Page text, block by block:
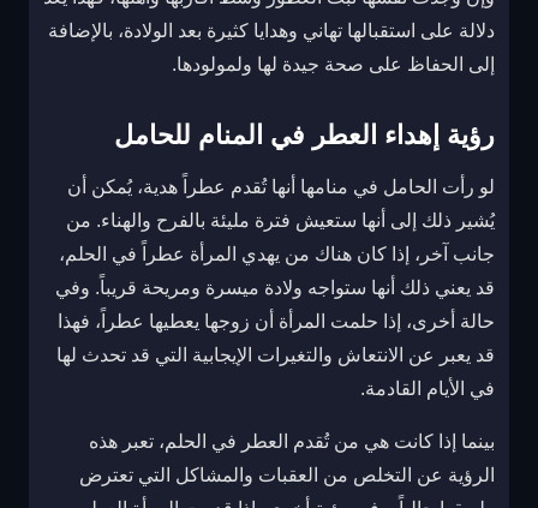
دلالة على استقبالها تهاني وهدايا كثيرة بعد الولادة، بالإضافة
إلى الحفاظ على صحة جيدة لها ولمولودها.
رؤية إهداء العطر في المنام للحامل
لو رأت الحامل في منامها أنها تُقدم عطراً هدية، يُمكن أن
يُشير ذلك إلى أنها ستعيش فترة مليئة بالفرح والهناء. من
جانب آخر، إذا كان هناك من يهدي المرأة عطراً في الحلم،
قد يعني ذلك أنها ستواجه ولادة ميسرة ومريحة قريباً. وفي
حالة أخرى، إذا حلمت المرأة أن زوجها يعطيها عطراً، فهذا
قد يعبر عن الانتعاش والتغيرات الإيجابية التي قد تحدث لها
في الأيام القادمة.
بينما إذا كانت هي من تُقدم العطر في الحلم، تعبر هذه
الرؤية عن التخلص من العقبات والمشاكل التي تعترض